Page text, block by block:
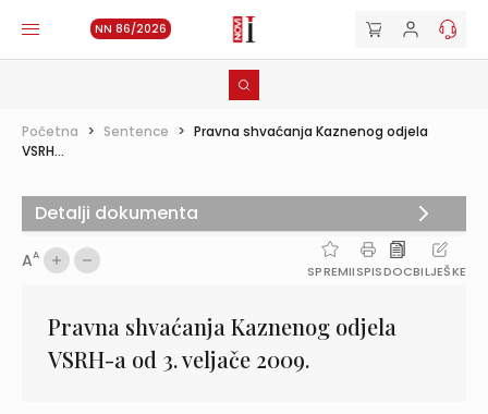
NN 86/2026
Početna > Sentence > Pravna shvaćanja Kaznenog odjela
VSRH...
AA
SPREMIISPISDOCBILJEŠKE
Pravna shvaćanja Kaznenog odjela
VSRH-a od 3. veljače 2009.
Detalji dokumenta